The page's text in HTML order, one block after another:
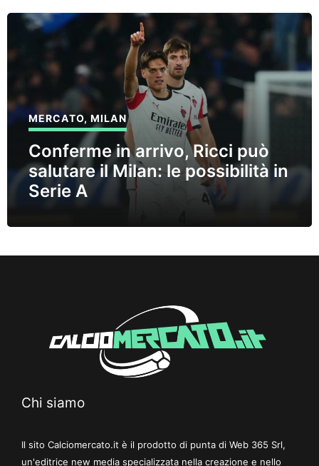
MERCATO,MILAN
Conferme in arrivo, Ricci può
salutare il Milan: le possibilità in
Serie A
Chi siamo
Il sito Calciomercato.it è il prodotto di punta di Web 365 Srl,
un'editrice new media specializzata nella creazione e nello